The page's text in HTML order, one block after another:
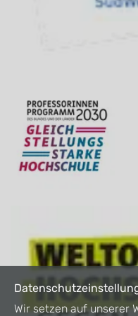
Wir setzen auf unserer